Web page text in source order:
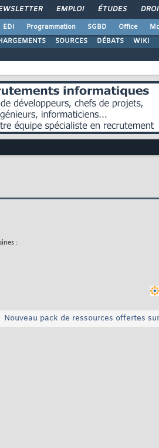
EMPLOI ÉTUDES
EDI Programmation SGBD Office
SOURCES DÉBATS WIKI
:
Nouveau pack de ressources offertes